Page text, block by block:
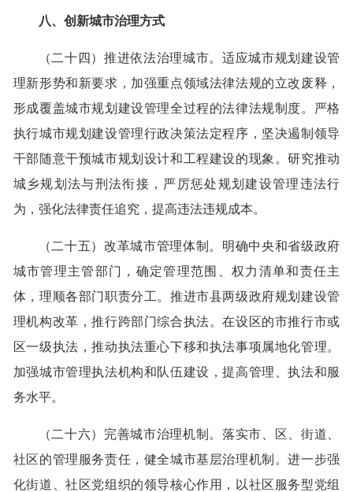
八、创新城市治理方式
（二十四）推进依法治理城市。适应城市规划建设管
理新形势和新要求，加强重点领域法律法规的立改废释，
形成覆盖城市规划建设管理全过程的法律法规制度。严格
执行城市规划建设管理行政决策法定程序，坚决遏制领导
干部随意干预城市规划设计和工程建设的现象。研究推动
城乡规划法与刑法衔接，严厉惩处规划建设管理违法行
为，强化法律责任追究，提高违法违规成本。
（二十五）改革城市管理体制。明确中央和省级政府
城市管理主管部门，确定管理范围、权力清单和责任主
体，理顺各部门职责分工。推进市县两级政府规划建设管
理机构改革，推行跨部门综合执法。在设区的市推行市或
区一级执法，推动执法重心下移和执法事项属地化管理。
加强城市管理执法机构和队伍建设，提高管理、执法和服
务水平。
（二十六）完善城市治理机制。落实市、区、街道、
社区的管理服务责任，健全城市基层治理机制。进一步强
化街道、社区党组织的领导核心作用，以社区服务型党组